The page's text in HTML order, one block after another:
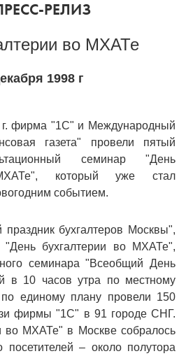
РЕЛИЗ
во МХАТе
1998 г
г. фирма "1С" и Международный
газета" провели пятый
семинар "День
который уже стал
событием.
бухгалтеров Москвы",
"День бухгалтерии во МХАТе",
семинара "Всеобщий День
в 10 часов утра по местному
единому плану провели 150
фирмы "1С" в 91 городе СНГ.
во МХАТе" в Москве собралось
посетителей – около полутора